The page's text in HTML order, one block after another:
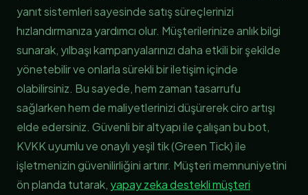
yanıt sistemleri sayesinde satış süreçlerinizi
hızlandırmanıza yardımcı olur. Müşterilerinize anlık bilgi
sunarak, yılbaşı kampanyalarınızı daha etkili bir şekilde
yönetebilir ve onlarla sürekli bir iletişim içinde
olabilirsiniz. Bu sayede, hem zaman tasarrufu
sağlarken hem de maliyetlerinizi düşürerek ciro artışı
elde edersiniz. Güvenli bir altyapı ile çalışan bu bot,
KVKK uyumlu ve onaylı yeşil tik (Green Tick) ile
işletmenizin güvenilirliğini artırır. Müşteri memnuniyetini
ön planda tutarak, yapay zeka destekli müşteri